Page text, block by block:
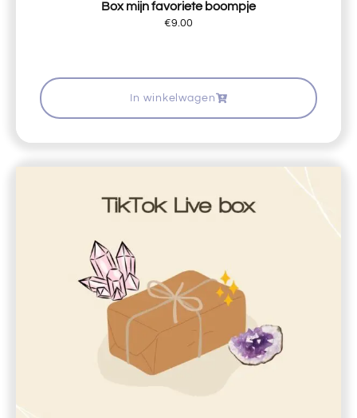
Box mijn favoriete boompje
€9.00
In winkelwagen